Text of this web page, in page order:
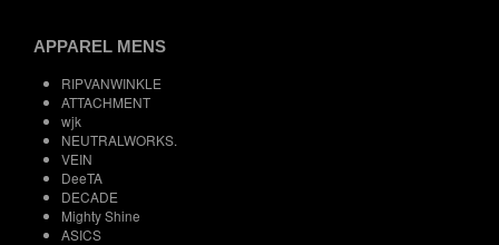
APPAREL MENS
RIPVANWINKLE
ATTACHMENT
wjk
NEUTRALWORKS.
VEIN
DeeTA
DECADE
Mighty Shine
ASICS